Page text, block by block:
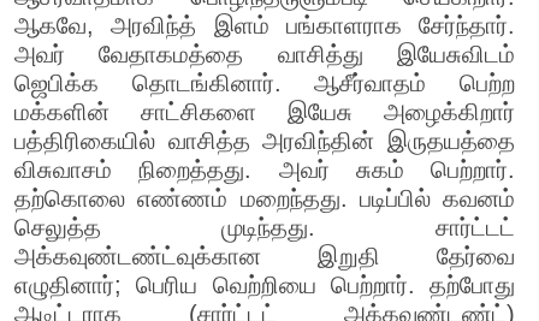
ஆகவே, அரவிந்த் இளம் பங்காளராக சேர்ந்தார்.
அவர் வேதாகமத்தை வாசித்து இயேசுவிடம்
ஜெபிக்க தொடங்கினார். ஆசீர்வாதம் பெற்ற
மக்களின் சாட்சிகளை இயேசு அழைக்கிறார்
பத்திரிகையில் வாசித்த அரவிந்தின் இருதயத்தை
விசுவாசம் நிறைத்தது. அவர் சுகம் பெற்றார்.
தற்கொலை எண்ணம் மறைந்தது. படிப்பில் கவனம்
செலுத்த முடிந்தது. சார்ட்டட்
அக்கவுண்டண்ட்வுக்கான இறுதி தேர்வை
எழுதினார்; பெரிய வெற்றியை பெற்றார். தற்போது
ஆடிட்டராக (சார்ட்டட் அக்கவுண்டண்ட்)